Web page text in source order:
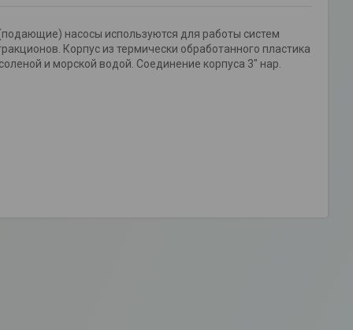
насосы используются для работы систем
Корпус из термически обработанного пластика
и морской водой. Соединение корпуса 3" нар.